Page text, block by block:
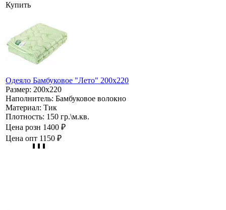
Купить
Одеяло Бамбуковое "Лето" 200х220
Размер: 200х220
Наполнитель: Бамбуковое волокно
Материал: Тик
Плотность: 150 гр.\м.кв.
Цена розн 1400 ₽
Цена опт 1150 ₽